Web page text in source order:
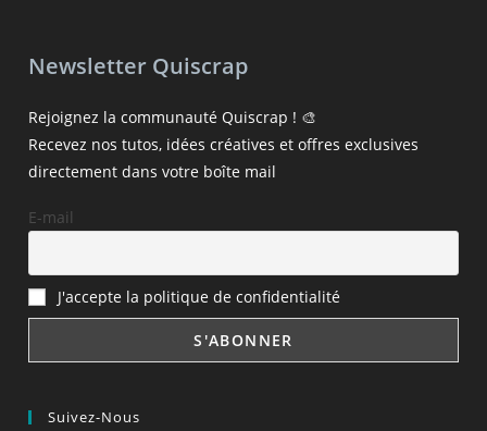
Newsletter Quiscrap
Rejoignez la communauté Quiscrap ! 🎨
Recevez nos tutos, idées créatives et offres exclusives
directement dans votre boîte mail
E-mail
J'accepte la politique de confidentialité
Suivez-Nous